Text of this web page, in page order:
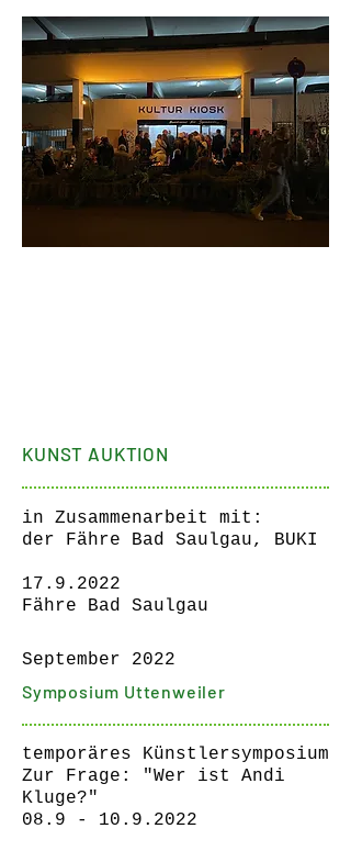
KUNST AUKTION
in Zusammenarbeit mit:
der Fähre Bad Saulgau, BUKI
17.9.2022
Fähre Bad Saulgau
September 2022
Symposium Uttenweiler
temporäres Künstlersymposium
Zur Frage: "Wer ist Andi
Kluge?"
08.9 - 10.9.2022